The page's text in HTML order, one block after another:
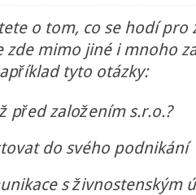
o tom, co se hodí pro
zde mimo jiné i mnoho
tyto otázky:
před založením s.r.o.?
do svého podnikání
s živnostenským